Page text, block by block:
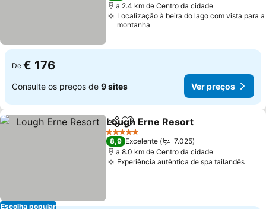
a 2.4 km de Centro da cidade
Localização à beira do lago com vista para a
montanha
De € 176
Consulte os preços de 9 sites Ver preços
Escolha popular
PartilharAdicionar aos favoritos
Lough Erne Resort
5 Estrelas
8,9 Excelente
7.025
a 8.0 km de Centro da cidade
Experiência autêntica de spa tailandês